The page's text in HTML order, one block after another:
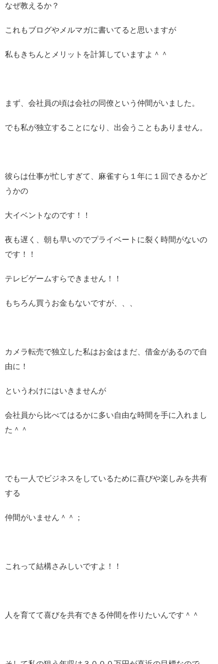
なぜ教えるか？
これもブログやメルマガに書いてると思いますが
私もきちんとメリットを計算していますよ＾＾
まず、会社員の頃は会社の同僚という仲間がいました。
でも私が独立することになり、出会うこともありません。
彼らは仕事が忙しすぎて、麻雀すら１年に１回できるかど
うかの
大イベントなのです！！
夜も遅く、朝も早いのでプライベートに裂く時間がないの
です！！
テレビゲームすらできません！！
もちろん買うお金もないですが、、、
カメラ転売で独立した私はお金はまだ、借金があるので自
由に！
というわけにはいきませんが
会社員から比べてはるかに多い自由な時間を手に入れまし
た＾＾
でも一人でビジネスをしているために喜びや楽しみを共有
する
仲間がいません＾＾；
これって結構さみしいですよ！！
人を育てて喜びを共有できる仲間を作りたいんです＾＾